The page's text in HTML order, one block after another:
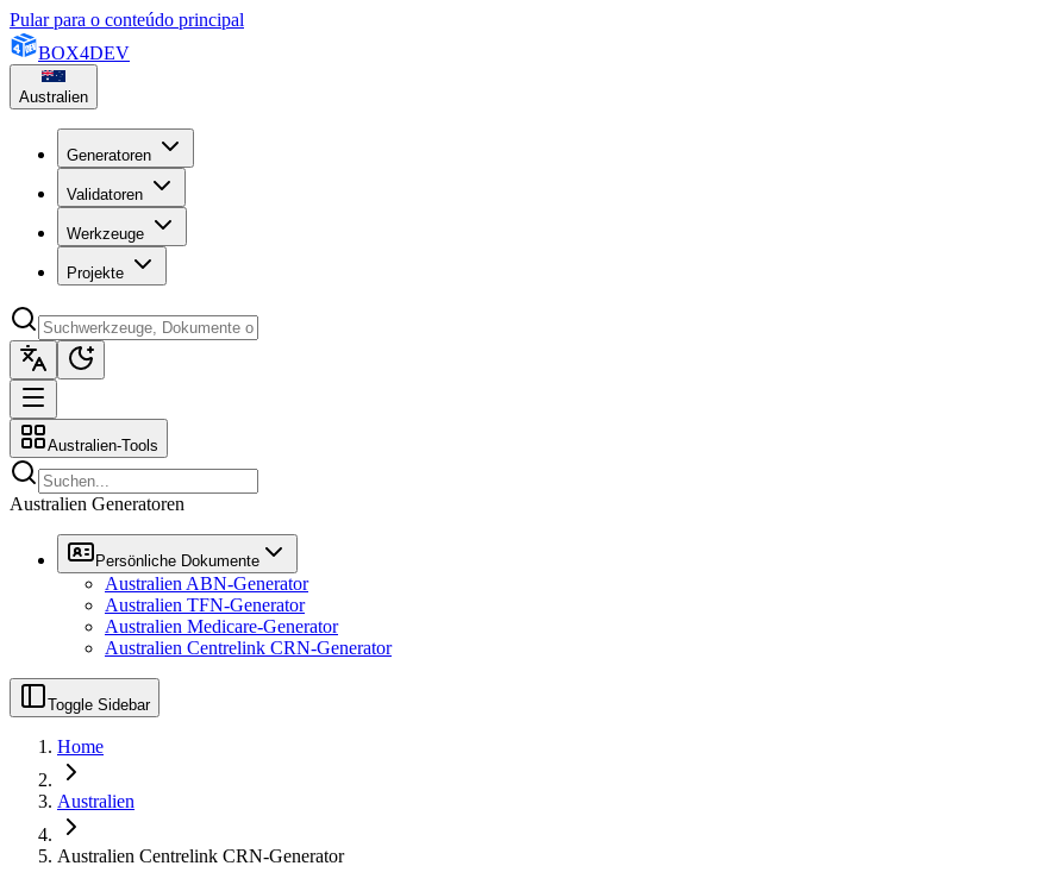
Pular para o conteúdo principal
BOX4DEV
Australien
Generatoren
Validatoren
Werkzeuge
Projekte
Australien-Tools
Australien Generatoren
Persönliche Dokumente
Australien ABN-Generator
Australien TFN-Generator
Australien Medicare-Generator
Australien Centrelink CRN-Generator
Toggle Sidebar
Home
Australien
Australien Centrelink CRN-Generator